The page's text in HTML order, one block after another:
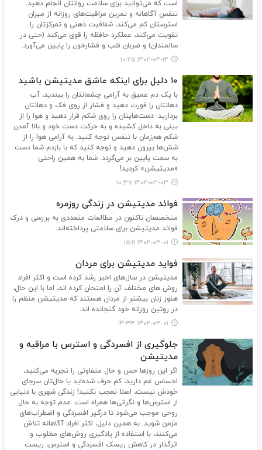
است که می‌توانید برای سلامت روانتان انجام دهید.
تنفس آگاهانه و تمرین مراقبت‌های روزانه از میزان
استرستان کم می‌کند، شفافیت ذهنی‌ و تمرکزتان را
تقویت می‌کند، عملکرد حافظه را قوی می‌کند (حتی در
سالمندان) و ضربان قلب و فشارخون را پایین می‌آورد.
۱۴۰۲-۰۴-۱۴ ۱۰:۲۵
۱۰ دلیل برای اینکه عاشق مدیتیشن باشید
با یک دم عمیق به آرامی چشمانتان را ببندید، آب
دهانتان را قورت دهید و فشار از روی فک و دهانتان
بردارید. دست‌هایتان را روی شکم قرار دهید و هوا را از
بینی به داخل کشیده و به حرکت دست خود و بالا آمدن
شکم هم‌زمان با تنفس توجه کنید. به‌ آرامی هوا را از
شش‌ها بیرون دهید و توجه کنید که با بازدم شما دست
به سمت پایین بر می‌گردد. شما به همین راحتی
«مدیتیشن» کردید!
۱۴۰۲-۰۳-۰۳ ۱۰:۳۷
فوائد مدیتیشن در زندگی روزمره
متخصصان تاکنون در مطالعات متعددی به بررسی و درک
فوائد مدیتیشن برای سلامتی پرداخته‌اند.
۱۴۰۲-۰۳-۰۱ ۱۵:۱۱
فواید مدیتیشن برای مردان
مدیتیشن در سال‌های اخیر رشد کرده است و اکثر افراد
روش های مختلف آن را امتحان کرده اند، اما با این حال،
هنوز زنان بیشتر از مردان هستند که مدیتیشن منظم را
در روتین روزانه خود گنجانده اند.
۱۴۰۲-۰۳-۰۱ ۱۴:۳۳
جلوگیری از افسردگی و استرس با مراقبه و
مدیتیشن
اگر این روزها حس و حال متفاوتی را تجربه می‌کنید،
احساس غم دارید، کم حرف شده‌اید یا حال‌تان سرجای
خودش نیست، اصلا تعجب نکنید! زندگی شهری با دنیایی
از استرس‌ها و نگرانی‌ها همراه است. عدم توجه به حال
روحی موجب می‌شود تا درگیر افسردگی و اضطراب‌های
مزمن شوید. به همین دلیل، اکثر افراد آگاهانه تلاش
می‌کنند، با استفاده از یادگیری روش‌های مطلوب و
اثرگذار در کاهش ریسک افسردگی و استرس، زیست